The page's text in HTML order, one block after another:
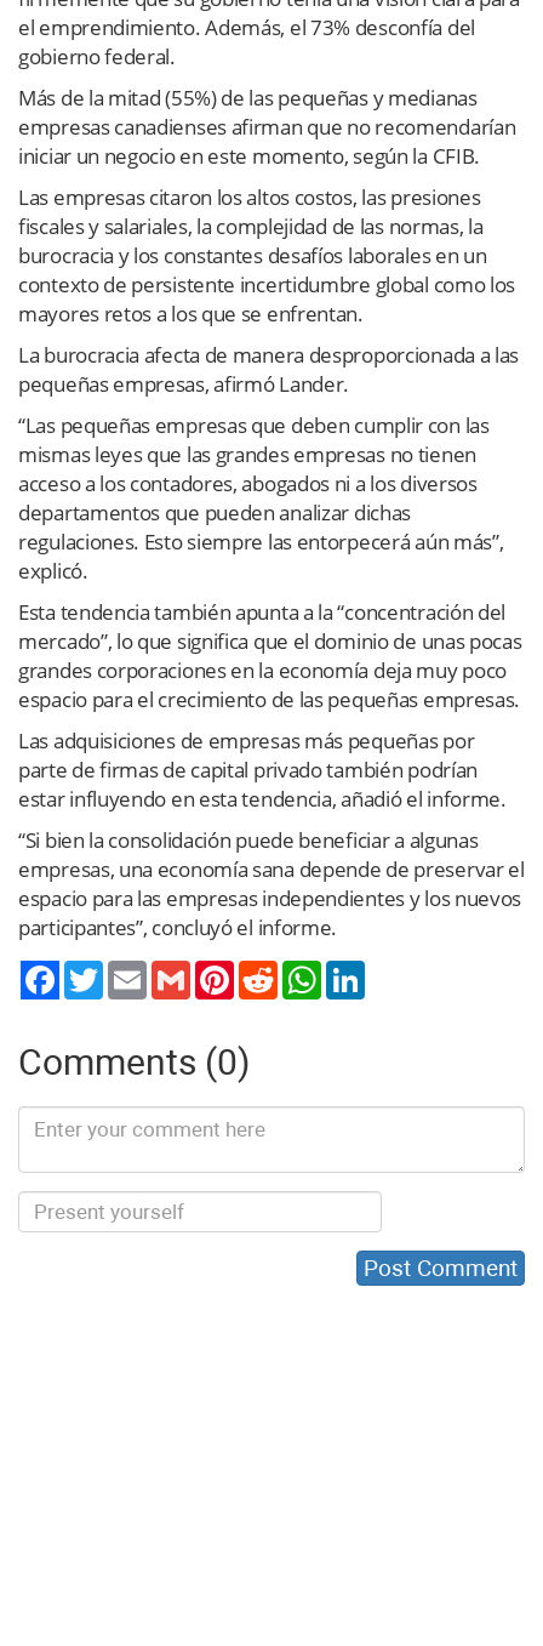
el emprendimiento. Además, el 73% desconfía del
gobierno federal.
Más de la mitad (55%) de las pequeñas y medianas
empresas canadienses afirman que no recomendarían
iniciar un negocio en este momento, según la CFIB.
Las empresas citaron los altos costos, las presiones
fiscales y salariales, la complejidad de las normas, la
burocracia y los constantes desafíos laborales en un
contexto de persistente incertidumbre global como los
mayores retos a los que se enfrentan.
La burocracia afecta de manera desproporcionada a las
pequeñas empresas, afirmó Lander.
“Las pequeñas empresas que deben cumplir con las
mismas leyes que las grandes empresas no tienen
acceso a los contadores, abogados ni a los diversos
departamentos que pueden analizar dichas
regulaciones. Esto siempre las entorpecerá aún más”,
explicó.
Esta tendencia también apunta a la “concentración del
mercado”, lo que significa que el dominio de unas pocas
grandes corporaciones en la economía deja muy poco
espacio para el crecimiento de las pequeñas empresas.
Las adquisiciones de empresas más pequeñas por
parte de firmas de capital privado también podrían
estar influyendo en esta tendencia, añadió el informe.
“Si bien la consolidación puede beneficiar a algunas
empresas, una economía sana depende de preservar el
espacio para las empresas independientes y los nuevos
participantes”, concluyó el informe.
TwitterEmail Gmail PinterestReddit WhatsApp
Comments (0)